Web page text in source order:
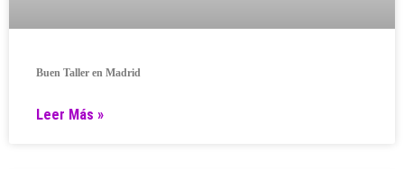
Buen Taller en Madrid
Leer Más »